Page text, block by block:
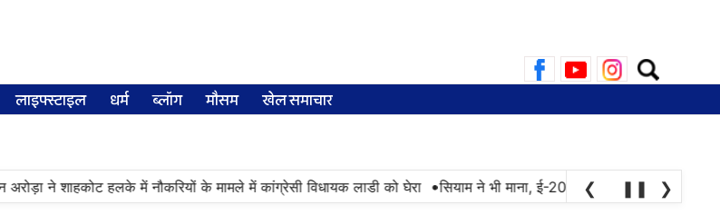
Search
for:
लाइफ्स्टाइल धर्म ब्लॉग मौसम खेल समाचार
ने शाहकोट हलके में नौकरियों के मामले में कांग्रेसी विधायक लाडी को घेरा • सियाम ने भी माना, ई-20 में ज्यादा क्लोराइड और नमी के
❮ ❚❚ ❯